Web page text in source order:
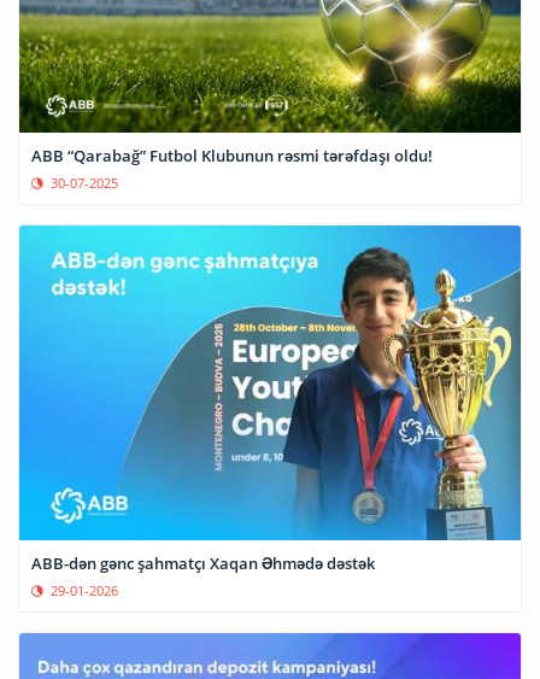
ABB “Qarabağ” Futbol Klubunun rəsmi tərəfdaşı oldu!
30-07-2025
ABB-dən gənc şahmatçı Xaqan Əhmədə dəstək
29-01-2026